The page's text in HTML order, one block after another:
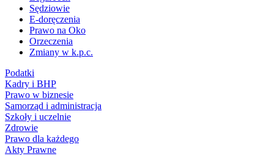
Sędziowie
E-doręczenia
Prawo na Oko
Orzeczenia
Zmiany w k.p.c.
Podatki
Kadry i BHP
Prawo w biznesie
Samorząd i administracja
Szkoły i uczelnie
Zdrowie
Prawo dla każdego
Akty Prawne